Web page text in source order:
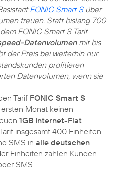
FONIC Smart Süber
freuen. Statt bislang 700
FONIC Smart S Tarif
Datenvolumenmit bis
der Preis bei weiterhin nur
profitieren
Datenvolumen, wenn sie
Tarif FONIC Smart S
Monat keinen
1GB Internet-Flat
insgesamt 400 Einheiten
SMS in alle deutschen
Einheiten zahlen Kunden
SMS.